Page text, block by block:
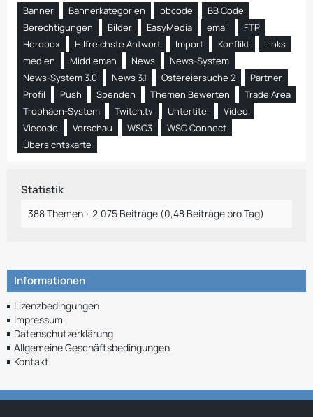
Banner Bannerkategorien bbcode
BB Code
Berechtigungen
Bilder EasyMedia email
FTP
Herobox
Hilfreichste Antwort Import Konflikt
Links
medien
Middleman News
News-System
News-System 3.0
News 3.1 Ostereiersuche 2
Partner
Profil
Push Spenden Themen Bewerten
Trade Area
Trophäen-System
Twitch.tv Untertitel
Video
Viecode
Vorschau WSC3
WSC Connect
Übersichtskarte
Statistik
388 Themen 2.075 Beiträge (0,48 Beiträge pro Tag)
Informationen
Lizenzbedingungen
Impressum
Datenschutzerklärung
Allgemeine Geschäftsbedingungen
Kontakt